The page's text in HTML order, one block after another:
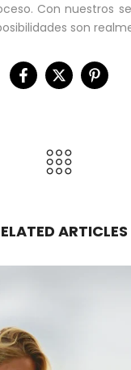
Con nuestros
son
ARTICLES